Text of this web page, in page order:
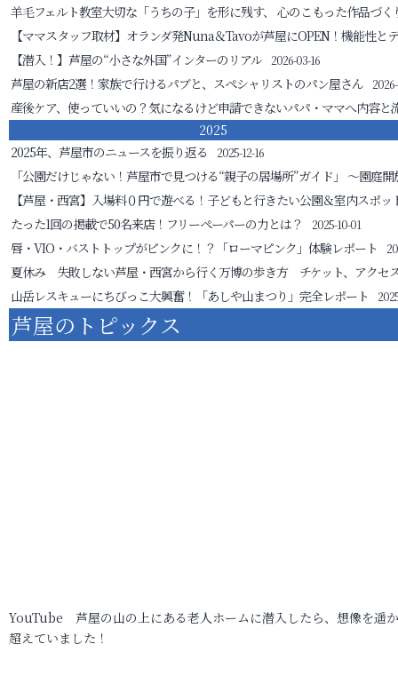
羊毛フェルト教室大切な「うちの子」を形に残す、 心のこもった作品づく
【ママスタッフ取材】オランダ発Nuna＆Tavoが芦屋にOPEN！機能性と
【潜入！】芦屋の“小さな外国”インターのリアル
2026-03-16
芦屋の新店2選！家族で行けるパブと、スペシャリストのパン屋さん
産後ケア、使っていいの？気になるけど申請できないパパ・ママへ内容と
2025
2025年、芦屋市のニュースを振り返る
2025-12-16
「公園だけじゃない！芦屋市で見つける“親子の居場所”ガイド」 ～園庭開
【芦屋・西宮】入場料０円で遊べる！子どもと行きたい公園＆室内スポ
たった1回の掲載で50名来店！フリーペーパーの力とは？
2025-10-01
唇・VIO・バストトップがピンクに！？「ローマピンク」体験レポート
夏休み 失敗しない芦屋・西宮から行く万博の歩き方 チケット、アクセ
山岳レスキューにちびっこ大興奮！「あしや山まつり」完全レポート
芦屋のトピックス
YouTube 芦屋の山の上にある老人ホームに潜入したら、想像を遥
超えていました！